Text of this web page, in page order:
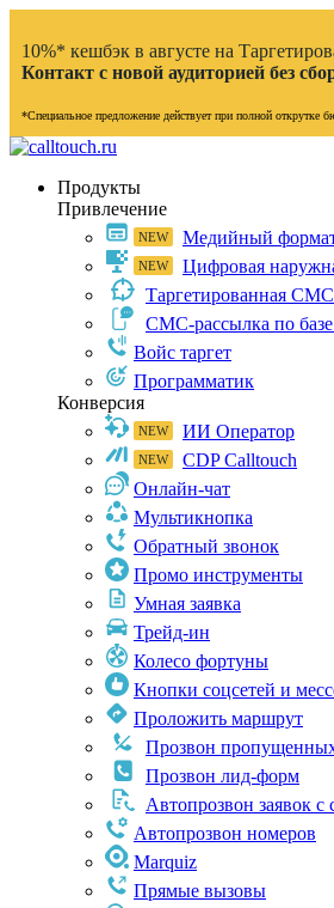
10%* кешбэк в августе на
Контакт с новой аудиторией без
*Специальное предложение действует при полной открутке
Продукты
Привлечение
Медийный
Цифровая
Таргетированная
СМС-рассылка по базе
Войс таргет
Программатик
Конверсия
ИИ Оператор
CDP Calltouch
Онлайн-чат
Мультикнопка
Обратный звонок
Промо инструменты
Умная заявка
Трейд-ин
Колесо фортуны
Кнопки соцсетей и
Проложить маршрут
Прозвон
Прозвон лид-форм
Автопрозвон заявок с
Автопрозвон номеров
Marquiz
Прямые вызовы